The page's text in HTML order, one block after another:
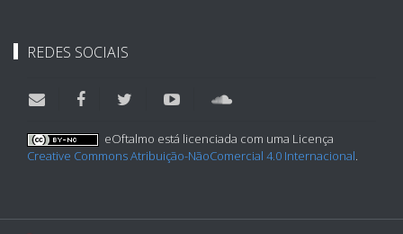
REDES SOCIAIS
eOftalmo está licenciada com uma Licença
Creative Commons Atribuição-NãoComercial 4.0 Internacional.